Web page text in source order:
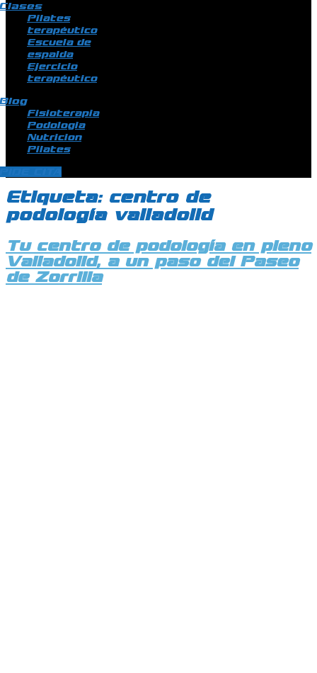
Pilates
terapéutico
Escuela de
espalda
Ejercicio
terapéutico
Fisioterapia
Podologia
Nutricion
Pilates
Etiqueta: centro de
podología valladolid
Tu centro de podología en pleno
Valladolid, a un paso del Paseo
de Zorrilla